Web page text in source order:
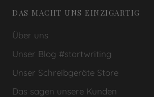
DAS MACHT UNS EINZIGARTIG
Über uns
Unser Blog #startwriting
Unser Schreibgeräte Store
Das sagen unsere Kunden